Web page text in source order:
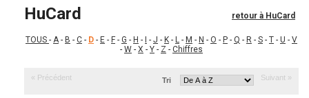
retour à HuCard
HuCard
TOUS - A- B - C - D - E - F - G - H - - J - K - L - M - N - O - P - Q - R - S - T - U - V
- W - X - Y - Z - Chiffres
« Précédent Suivant »
Tri